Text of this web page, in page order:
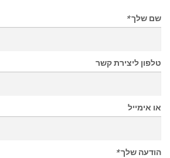
שם שלך*
טלפון ליצירת קשר
או אימייל
הודעה שלך*